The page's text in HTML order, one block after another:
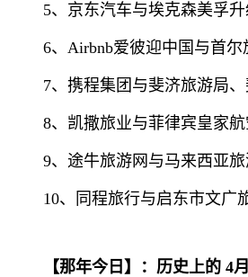
5、京东汽车与埃克森美孚
6、Airbnb爱彼迎中国与首
7、携程集团与斐济旅游局
8、凯撒旅业与菲律宾皇家
9、途牛旅游网与马来西亚
10、同程旅行与启东市文广
【那年今日】：历史上的 4